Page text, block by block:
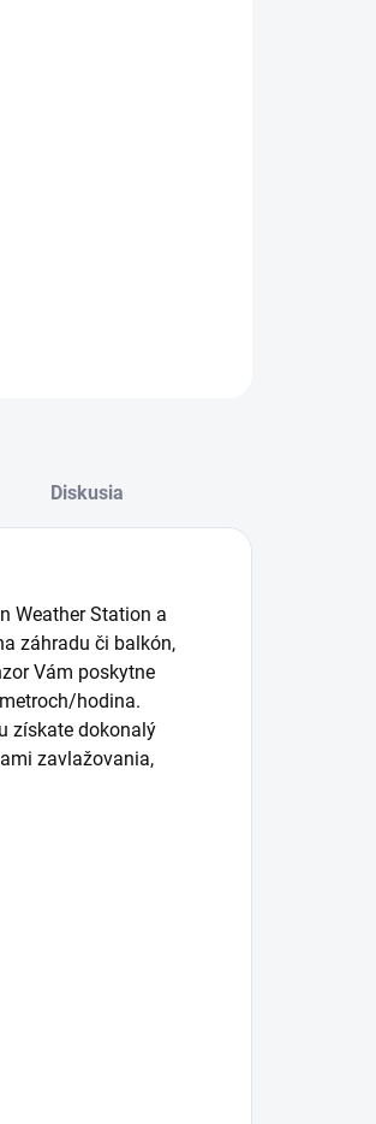
Diskusia
Weather Station a
záhradu či balkón,
Vám poskytne
hodina.
získate dokonalý
zavlažovania,